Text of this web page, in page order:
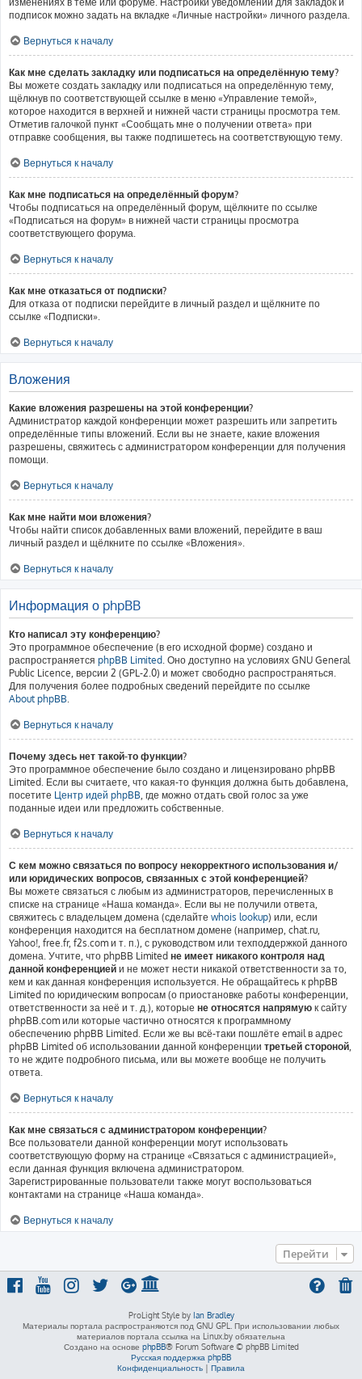
подписок можно задать на вкладке «Личные настройки» личного раздела.
Вернуться к началу
Как мне сделать закладку или подписаться на определённую тему?
Вы можете создать закладку или подписаться на определённую тему,
щёлкнув по соответствующей ссылке в меню «Управление темой»,
которое находится в верхней и нижней части страницы просмотра тем.
Отметив галочкой пункт «Сообщать мне о получении ответа» при
отправке сообщения, вы также подпишетесь на соответствующую тему.
Вернуться к началу
Как мне подписаться на определённый форум?
Чтобы подписаться на определённый форум, щёлкните по ссылке
«Подписаться на форум» в нижней части страницы просмотра
соответствующего форума.
Вернуться к началу
Как мне отказаться от подписки?
Для отказа от подписки перейдите в личный раздел и щёлкните по
ссылке «Подписки».
Вернуться к началу
Вложения
Какие вложения разрешены на этой конференции?
Администратор каждой конференции может разрешить или запретить
определённые типы вложений. Если вы не знаете, какие вложения
разрешены, свяжитесь с администратором конференции для получения
помощи.
Вернуться к началу
Как мне найти мои вложения?
Чтобы найти список добавленных вами вложений, перейдите в ваш
личный раздел и щёлкните по ссылке «Вложения».
Вернуться к началу
Информация о phpBB
Кто написал эту конференцию?
Это программное обеспечение (в его исходной форме) создано и
распространяется phpBB Limited. Оно доступно на условиях GNU General
Public Licence, версии 2 (GPL-2.0) и может свободно распространяться.
Для получения более подробных сведений перейдите по ссылке
About phpBB.
Вернуться к началу
Почему здесь нет такой-то функции?
Это программное обеспечение было создано и лицензировано phpBB
Limited. Если вы считаете, что какая-то функция должна быть добавлена,
посетите Центр идей phpBB, где можно отдать свой голос за уже
поданные идеи или предложить собственные.
Вернуться к началу
С кем можно связаться по вопросу некорректного использования и/
или юридических вопросов, связанных с этой конференцией?
Вы можете связаться с любым из администраторов, перечисленных в
списке на странице «Наша команда». Если вы не получили ответа,
свяжитесь с владельцем домена (сделайте whois lookup) или, если
конференция находится на бесплатном домене (например, chat.ru,
Yahoo!, free.fr, f2s.com и т. п.), с руководством или техподдержкой данного
домена. Учтите, что phpBB Limited не имеет никакого контроля над
данной конференцией и не может нести никакой ответственности за то,
кем и как данная конференция используется. Не обращайтесь к phpBB
Limited по юридическим вопросам (о приостановке работы конференции,
ответственности за неё и т. д.), которые не относятся напрямую к сайту
phpBB.com или которые частично относятся к программному
обеспечению phpBB Limited. Если же вы всё-таки пошлёте email в адрес
phpBB Limited об использовании данной конференции третьей стороной,
то не ждите подробного письма, или вы можете вообще не получить
ответа.
Вернуться к началу
Как мне связаться с администратором конференции?
Все пользователи данной конференции могут использовать
соответствующую форму на странице «Связаться с администрацией»,
если данная функция включена администратором.
Зарегистрированные пользователи также могут воспользоваться
контактами на странице «Наша команда».
Вернуться к началу
Перейти
ProLight Style by Ian Bradley
Материалы портала распространяются под GNU GPL. При использовании любых
материалов портала ссылка на Linux.by обязательна
Создано на основе phpBB® Forum Software © phpBB Limited
Русская поддержка phpBB
Конфиденциальность | Правила